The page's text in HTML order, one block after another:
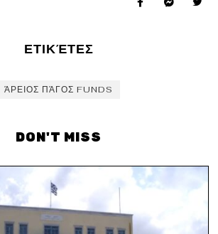
ΕΤΙΚΈΤΕΣ
ΆΡΕΙΟΣ ΠΆΓΟΣ FUNDS
DON'T MISS